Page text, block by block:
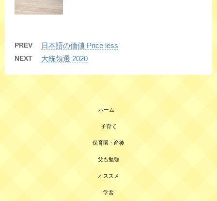
PREV 日本語の価値 Price less
NEXT 大統領選 2020
ホーム
子育て
保育園・産後
父も勉強
オススメ
学習